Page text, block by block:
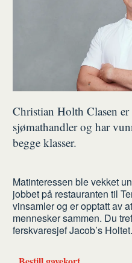
Christian Holth Clasen
sjømathandler og har
begge klasser.
Matinteressen ble vekket
jobbet på restauranten til
vinsamler og er opptatt av
mennesker sammen. Du
ferskvaresjef Jacob’s Holtet.